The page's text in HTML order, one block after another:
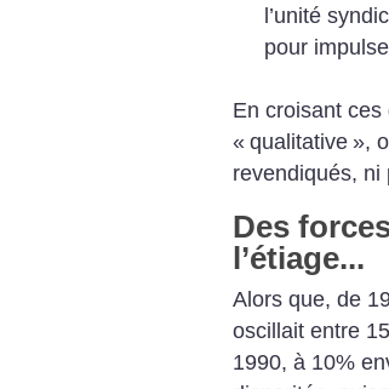
l’unité
pour
En croisant
« qualitative »,
revendiqués, ni
Des
l’étiage...
Alors que, de
oscillait entre
1990, à 10%